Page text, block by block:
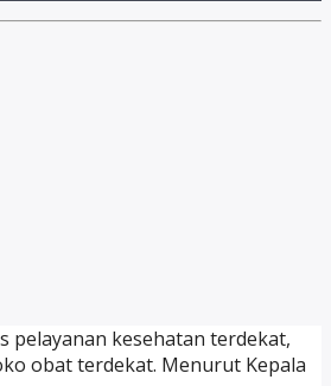
pelayanan kesehatan terdekat,
obat terdekat. Menurut Kepala